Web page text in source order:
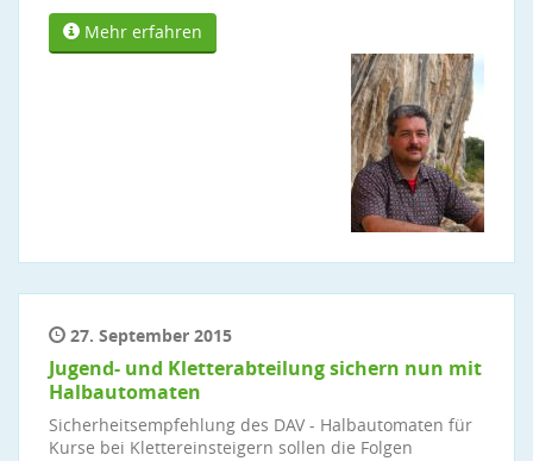
Mehr erfahren
27. September 2015
Jugend- und Kletterabteilung sichern nun mit
Halbautomaten
Sicherheitsempfehlung des DAV - Halbautomaten für
Kurse bei Klettereinsteigern sollen die Folgen